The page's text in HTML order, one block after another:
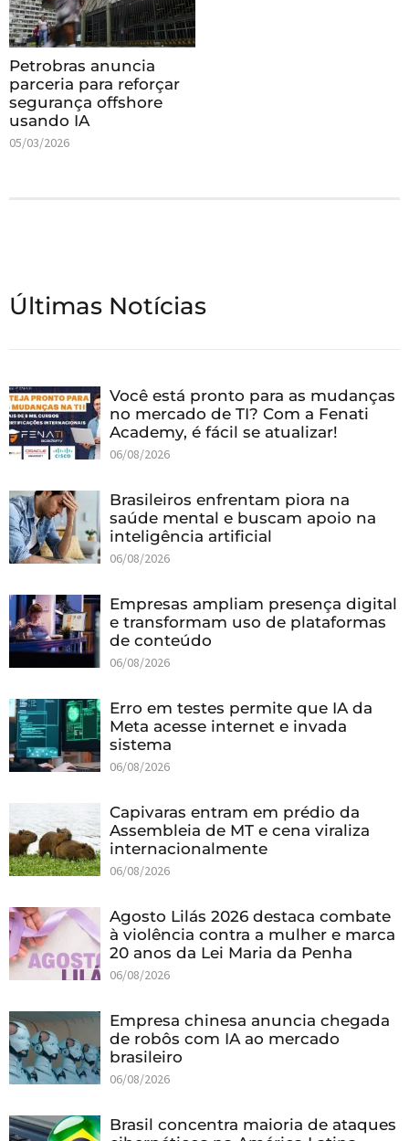
Petrobras anuncia
parceria para reforçar
segurança offshore
usando IA
05/03/2026
Últimas Notícias
Você está pronto para as mudanças
no mercado de TI? Com a Fenati
Academy, é fácil se atualizar!
06/08/2026
Brasileiros enfrentam piora na
saúde mental e buscam apoio na
inteligência artificial
06/08/2026
Empresas ampliam presença digital
e transformam uso de plataformas
de conteúdo
06/08/2026
Erro em testes permite que IA da
Meta acesse internet e invada
sistema
06/08/2026
Capivaras entram em prédio da
Assembleia de MT e cena viraliza
internacionalmente
06/08/2026
Agosto Lilás 2026 destaca combate
à violência contra a mulher e marca
20 anos da Lei Maria da Penha
06/08/2026
Empresa chinesa anuncia chegada
de robôs com IA ao mercado
brasileiro
06/08/2026
Brasil concentra maioria de ataques